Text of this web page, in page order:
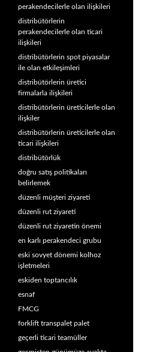
perakendecilerle olan ilişkileri
distribütörlerin
perakendecilerle olan ticari
ilişkileri
distribütörlerin spot piyasalar
ile olan etkileşimleri
distribütörlerin üretici
firmalarla ilişkileri
distribütörlerin üreticilerle olan
ilişkiler
distribütörlerin üreticilerle olan
ticari ilişkileri
distribütörlük
doğru satış politikaları
belirlemek
düzenli müşteri ziyareti
düzenli rut ziyareti
düzenli rut ziyaretin önemi
en karlı perakendeci grubu
eski sovyet dönemi kolhoz
işletmeleri
eskiden toptancılık
esnaf
FMCG
forklift transpalet palet
geçerli ticari teamüller